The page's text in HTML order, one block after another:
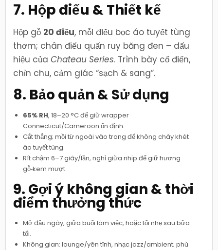
7. Hộp điếu & Thiết kế
Hộp gỗ 20 điếu, mỗi điếu bọc áo tuyết tùng
thơm; chân điếu quấn ruy băng đen – dấu
hiệu củaChateau Series. Trình bày cổ điển,
chỉn chu, cảm giác “sạch & sang”.
8. Bảo quản & Sử dụng
65% RH, 18–20 °C để giữ wrapper
Connecticut/Cameroon ổn định.
Cắt thẳng; mồi từ ngoài vào trong để không cháy khét
áo tuyết tùng.
Rít chậm 6–7 giây/lần, nghỉ giữa nhịp để giữ hương
gỗ‑kem mượt.
9. Gợi ý không gian & thời
điểm thưởng thức
Mở đầu ngày, giữa buổi làm việc, hoặc tối nhẹ sau bữa
tối.
Không gian: lounge/yên tĩnh, nhạc jazz/ambient; phù